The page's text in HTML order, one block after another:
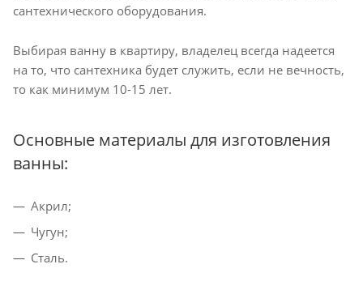
сантехнического оборудования.
Выбирая ванну в квартиру, владелец всегда надеется
на то, что сантехника будет служить, если не вечность,
то как минимум 10-15 лет.
Основные материалы для изготовления
ванны:
Акрил;
Чугун;
Сталь.